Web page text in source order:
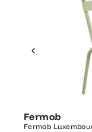
Fermob
Fermob